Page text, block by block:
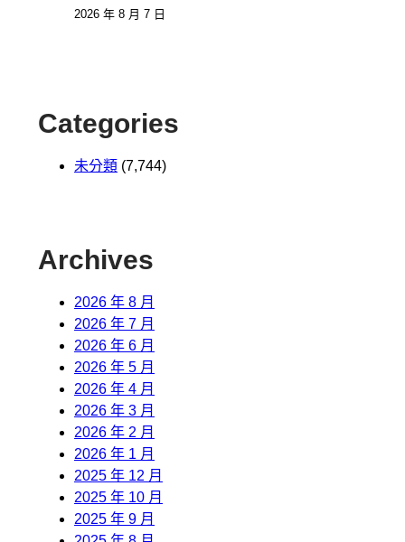
2026 年 8 月 7 日
Categories
未分類 (7,744)
Archives
2026 年 8 月
2026 年 7 月
2026 年 6 月
2026 年 5 月
2026 年 4 月
2026 年 3 月
2026 年 2 月
2026 年 1 月
2025 年 12 月
2025 年 10 月
2025 年 9 月